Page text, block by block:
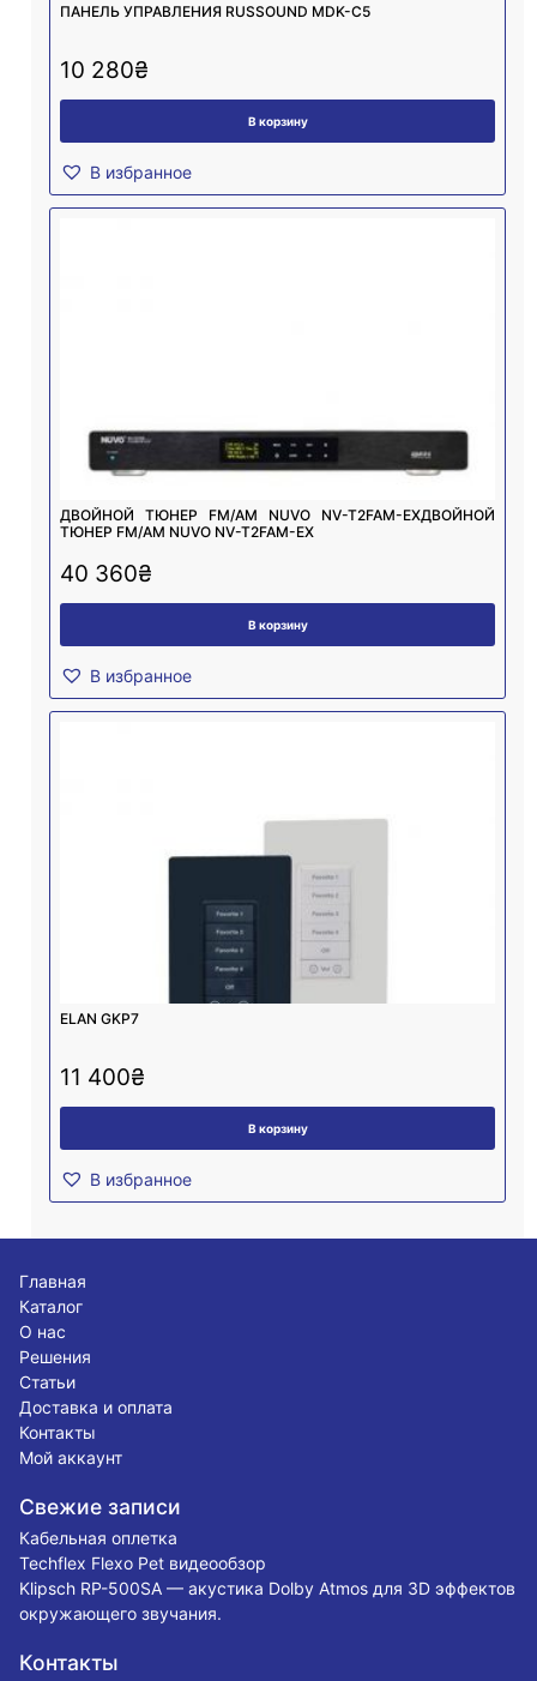
ПАНЕЛЬ УПРАВЛЕНИЯ RUSSOUND MDK-C5
10 280₴
В корзину
В избранное
ДВОЙНОЙ ТЮНЕР FM/AM NUVO NV-T2FAM-EXДВОЙНОЙ
ТЮНЕР FM/AM NUVO NV-T2FAM-EX
40 360₴
В корзину
В избранное
ELAN GKP7
11 400₴
В корзину
В избранное
Главная
Каталог
О нас
Решения
Статьи
Доставка и оплата
Контакты
Мой аккаунт
Свежие записи
Кабельная оплетка
Techflex Flexo Pet видеообзор
Klipsch RP-500SA — акустика Dolby Atmos для 3D эффектов
окружающего звучания.
Контакты